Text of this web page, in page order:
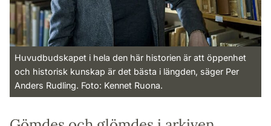
Huvudbudskapet i hela den här historien är att öppenhet
och historisk kunskap är det bästa i längden, säger Per
Anders Rudling. Foto: Kennet Ruona.